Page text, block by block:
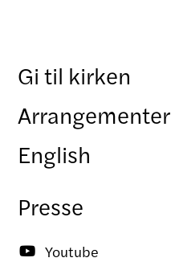
Gi til kirken
Arrangementer
English
Presse
 Youtube